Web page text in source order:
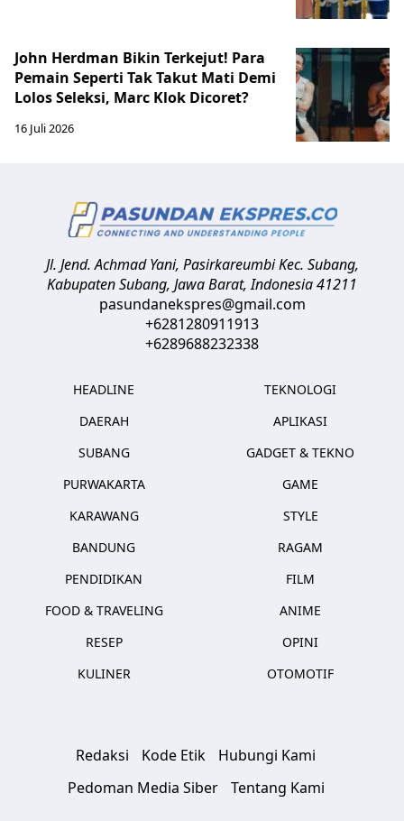
John Herdman Bikin Terkejut! Para
Pemain Seperti Tak Takut Mati Demi
Lolos Seleksi, Marc Klok Dicoret?
16 Juli 2026
Jl. Jend. Achmad Yani, Pasirkareumbi Kec. Subang,
Kabupaten Subang, Jawa Barat,Indonesia41211
pasundanekspres@gmail.com
+6281280911913
+6289688232338
HEADLINE
DAERAH
SUBANG
PURWAKARTA
KARAWANG
BANDUNG
PENDIDIKAN
FOOD & TRAVELING
RESEP
KULINER
TEKNOLOGI
APLIKASI
GADGET & TEKNO
GAME
STYLE
RAGAM
FILM
ANIME
OPINI
OTOMOTIF
Redaksi Kode Etik
Hubungi Kami
Pedoman Media Siber
Tentang Kami